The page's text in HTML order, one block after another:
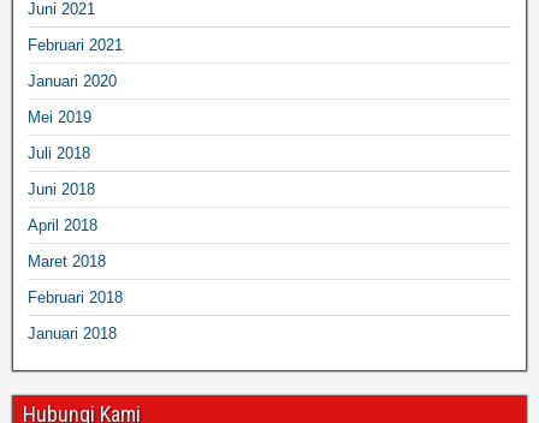
Juni 2021
Februari 2021
Januari 2020
Mei 2019
Juli 2018
Juni 2018
April 2018
Maret 2018
Februari 2018
Januari 2018
Hubungi Kami